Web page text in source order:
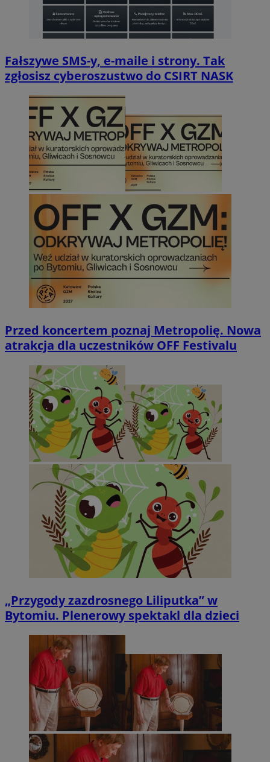
Fałszywe SMS-y, e-maile i strony. Tak
zgłosisz cyberoszustwo do CSIRT NASK
Przed koncertem poznaj Metropolię. Nowa
atrakcja dla uczestników OFF Festivalu
„Przygody zazdrosnego Liliputka” w
Bytomiu. Plenerowy spektakl dla dzieci